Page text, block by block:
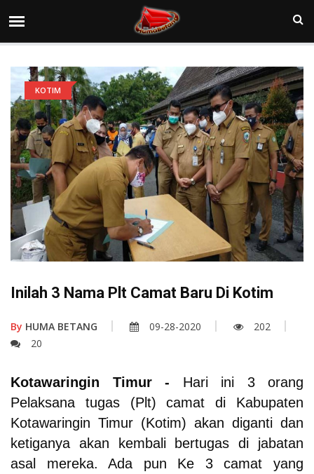
KOTIM
Inilah 3 Nama Plt Camat Baru Di Kotim
By HUMA BETANG 09-28-2020
202
20
Kotawaringin Timur - Hari ini 3 orang
Pelaksana tugas (Plt) camat di Kabupaten
Kotawaringin Timur (Kotim) akan diganti dan
ketiganya akan kembali bertugas di jabatan
asal mereka. Ada pun Ke 3 camat yang